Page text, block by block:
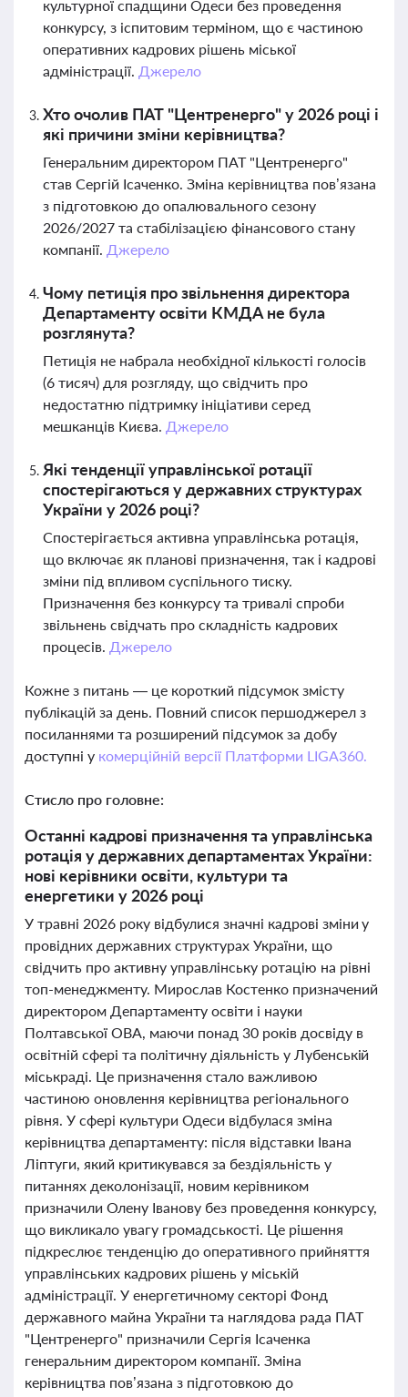
культурної спадщини Одеси без проведення
конкурсу, з іспитовим терміном, що є частиною
оперативних кадрових рішень міської
адміністрації. Джерело
Хто очолив ПАТ "Центренерго" у 2026 році і
які причини зміни керівництва?
Генеральним директором ПАТ "Центренерго"
став Сергій Ісаченко. Зміна керівництва пов’язана
з підготовкою до опалювального сезону
2026/2027 та стабілізацією фінансового стану
компанії. Джерело
Чому петиція про звільнення директора
Департаменту освіти КМДА не була
розглянута?
Петиція не набрала необхідної кількості голосів
(6 тисяч) для розгляду, що свідчить про
недостатню підтримку ініціативи серед
мешканців Києва. Джерело
Які тенденції управлінської ротації
спостерігаються у державних структурах
України у 2026 році?
Спостерігається активна управлінська ротація,
що включає як планові призначення, так і кадрові
зміни під впливом суспільного тиску.
Призначення без конкурсу та тривалі спроби
звільнень свідчать про складність кадрових
процесів. Джерело
Кожне з питань — це короткий підсумок змісту
публікацій за день. Повний список першоджерел з
посиланнями та розширений підсумок за добу
доступні у комерційній версії Платформи LIGA360.
Стисло про головне:
Останні кадрові призначення та управлінська
ротація у державних департаментах України:
нові керівники освіти, культури та
енергетики у 2026 році
У травні 2026 року відбулися значні кадрові зміни у
провідних державних структурах України, що
свідчить про активну управлінську ротацію на рівні
топ-менеджменту. Мирослав Костенко призначений
директором Департаменту освіти і науки
Полтавської ОВА, маючи понад 30 років досвіду в
освітній сфері та політичну діяльність у Лубенській
міськраді. Це призначення стало важливою
частиною оновлення керівництва регіонального
рівня. У сфері культури Одеси відбулася зміна
керівництва департаменту: після відставки Івана
Ліптуги, який критикувався за бездіяльність у
питаннях деколонізації, новим керівником
призначили Олену Іванову без проведення конкурсу,
що викликало увагу громадськості. Це рішення
підкреслює тенденцію до оперативного прийняття
управлінських кадрових рішень у міській
адміністрації. У енергетичному секторі Фонд
державного майна України та наглядова рада ПАТ
"Центренерго" призначили Сергія Ісаченка
генеральним директором компанії. Зміна
керівництва пов’язана з підготовкою до